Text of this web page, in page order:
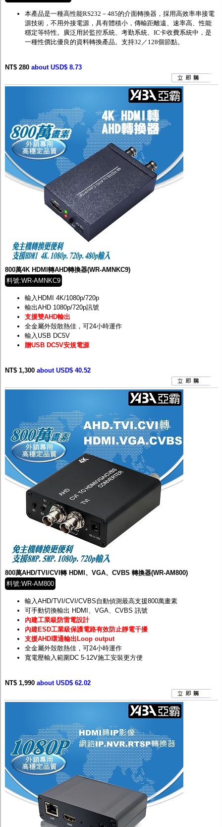
本產品是一種高性能RS232 － 485的介面轉換器，採用高效率串接電
源技術，不用外接電源，具有體積小，傳輸距離遠、速率高、性能
穩定等特性。廣泛用於監控系統、考勤系統、 IC卡收費系統中，是
一種性價比優良的資料轉換產品。支持32 ／ 128個節點。
NT$ 280 about USD$ 8.73
800萬4K HDMI轉AHD轉換器(WR-AMNKC9)
料號:WR-AMNKC9
輸入HDMI 4K/1080p/720p
輸出AHD 1080p/720p訊號
支援雙AHD輸出
全金屬外殼散熱佳，可24小時運作
輸入USB DC5V
贈USB DC5V安規電源
NT$ 1,300 about USD$ 40.52
800萬AHD/TVI/CVI轉 HDMI、VGA、CVBS 轉換器(WR-AM800)
料號:WR-AM800
輸入AHD/TVI/CVI/CVBS自動偵測最高支援800萬畫素
可手動切換輸出 HDMI、VGA、CVBS 訊號
內建工業級防雷電設計
內建ESD工業級保護電路有效防止靜電干擾
支援AHD環通輸出Loop output
全金屬外殼散熱佳，可24小時運作
寬電壓輸入範圍DC 5-12V施工安裝更方便
NT$ 1,990 about USD$ 62.02